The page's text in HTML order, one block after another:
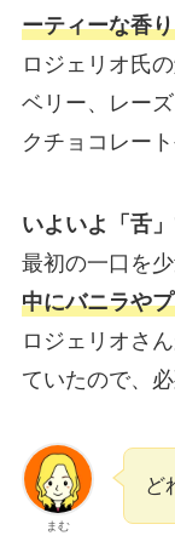
ーティーな香り
ロジェリオ氏
ベリー、レー
クチョコレー
いよいよ「舌
最初の一口を
中にバニラや
ロジェリオさ
ていたので、
まむ
ど